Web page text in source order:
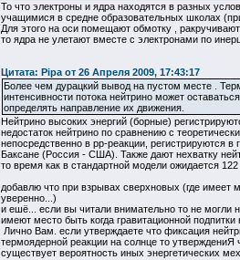
То что электроны и ядра находятся в разных
учащимися в средне образовательных школах
Для этого на оси помещают обмотку ,
то ядра не улетают вместе с электронами по
Цитата: Pipa от 26 Апреля 2009, 17:43:17
Более чем дурацкий вывод на пустом месте .
интенсивности потока нейтрино может
определять направление их движения.
Нейтрино высоких энергий (борные)
недостаток нейтрино по сравнению с
непосредственно в рр-реакции, регистрируются
Баксане (Россия - США). Также дают нехватку
то время как в стандартной модели ожидается
добавлю что при взрывах сверхновых (где имеет
уверенно...)
и ешё... если вы читали внимательно то не могли
имеют место быть когда гравитационной
Лично Вам. если утверждаете что фиксация
термоядерной реакции на солнце то
существует вероятность иных энергетических